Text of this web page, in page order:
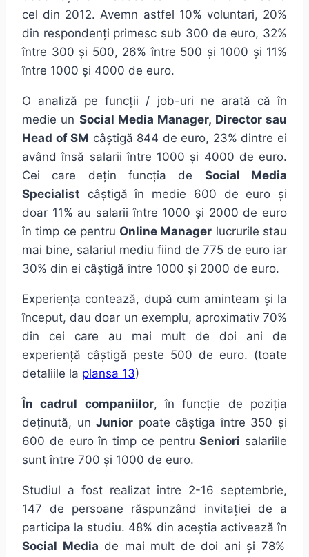
cel din 2012. Avemn astfel 10% voluntari, 20%
din respondenți primesc sub 300 de euro, 32%
între 300 și 500, 26% între 500 și 1000 și 11%
între 1000 și 4000 de euro.
O analiză pe funcții / job-uri ne arată că în
medie un Social Media Manager, Director sau
Head of SM câștigă 844 de euro, 23% dintre ei
având însă salarii între 1000 și 4000 de euro.
Cei care dețin funcția de Social Media
Specialist câștigă în medie 600 de euro și
doar 11% au salarii între 1000 și 2000 de euro
în timp ce pentru Online Manager lucrurile stau
mai bine, salariul mediu fiind de 775 de euro iar
30% din ei câștigă între 1000 și 2000 de euro.
Experiența contează, după cum aminteam și la
început, dau doar un exemplu, aproximativ 70%
din cei care au mai mult de doi ani de
experiență câștigă peste 500 de euro. (toate
detaliile la plansa 13)
În cadrul companiilor, în funcție de poziția
deținută, unJunior poate câștiga între 350 și
600 de euro în timp ce pentruSeniori salariile
sunt între 700 și 1000 de euro.
Studiul a fost realizat între 2-16 septembrie,
147 de persoane răspunzând invitației de a
participa la studiu. 48% din aceștia activează în
Social Media de mai mult de doi ani și 78%